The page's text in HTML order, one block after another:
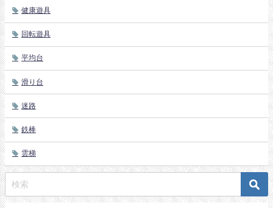
健康遊具
回転遊具
平均台
滑り台
迷路
鉄棒
雲梯